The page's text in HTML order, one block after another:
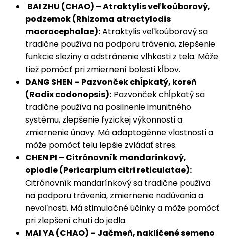
BAI ZHU (CHAO) – Atraktylis veľkoúborový,
podzemok (Rhizoma atractylodis
macrocephalae):Atraktylis veľkoúborový sa
tradične používa na podporu trávenia, zlepšenie
funkcie sleziny a odstránenie vlhkosti z tela. Môže
tiež pomôcť pri zmiernení bolesti kĺbov.
DANG SHEN – Pazvonček chĺpkatý, koreň
(Radix codonopsis): Pazvonček chĺpkatý sa
tradične používa na posilnenie imunitného
systému, zlepšenie fyzickej výkonnosti a
zmiernenie únavy. Má adaptogénne vlastnosti a
môže pomôcť telu lepšie zvládať stres.
CHEN PI – Citrónovník mandarínkový,
oplodie (Pericarpium citri reticulatae):
Citrónovník mandarínkový sa tradične používa
na podporu trávenia, zmiernenie nadúvania a
nevoľnosti. Má stimulačné účinky a môže pomôcť
pri zlepšení chuti do jedla.
MAI YA (CHAO) – Jačmeň, naklíčené semeno